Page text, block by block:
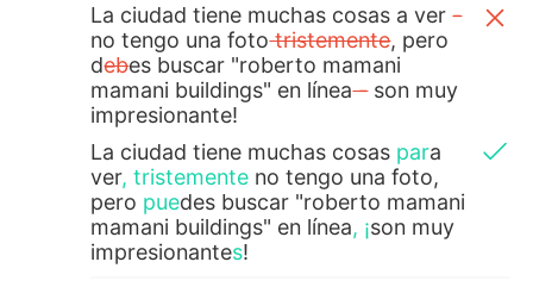
La ciudad tiene muchas cosas a ver-
no tengo una fototristemente, pero
debes buscar "roberto mamani
mamani buildings" en línea-son muy
impresionante!
La ciudad tiene muchas cosas para
ver, tristemente no tengo una foto,
pero puedes buscar "roberto mamani
mamani buildings" en línea, ¡son muy
impresionantes!